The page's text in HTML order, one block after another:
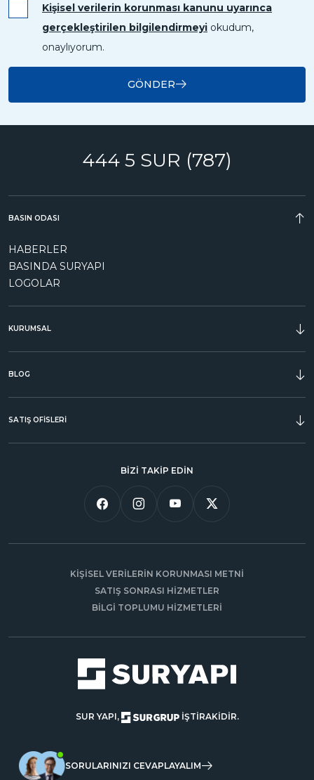
SORULARINIZI CEVAPLAYALIM
Kişisel verilerin korunması kanunu uyarınca
gerçekleştirilen bilgilendirmeyi okudum,
onaylıyorum.
GÖNDER
444 5 SUR (787)
BİZİ TAKİP EDİN
BASIN ODASI
HABERLER
BASINDA SURYAPI
LOGOLAR
KURUMSAL
BLOG
SATIŞ OFİSLERİ
SUR YAPI, İŞTİRAKİDİR.
KİŞİSEL VERİLERİN KORUNMASI METNİ
SATIŞ SONRASI HİZMETLER
BİLGİ TOPLUMU HİZMETLERİ